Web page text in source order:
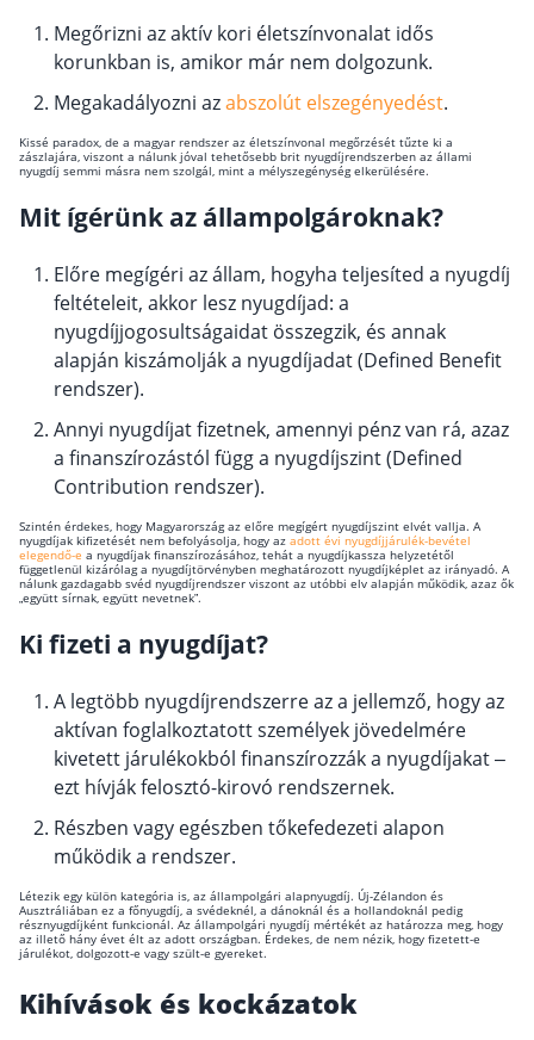
Csoportos életbiztosítás
Kockázati életbiztosítás 🛡
Euróalapú megtakarításos életbiztosítás
Megtakarítással kombinált életbiztosítás
Egészségbiztosítás
Egészségbiztosítás cégeknek
Betegbiztosítás
Egészségpénztár – Spórolj évi akár 150 ezer
forintot
Befektetés
Legjobb befektetés
Részvény vásárlás
Befektetési alapok
TBSZ számla
ETF
Gyermek megtakarítás
Babakötvény kisokos 👶
Lakástakarék
Hitel
A nők átlagosan 208 hónapot, a férfiak 159
hónapot is tölthetnek nyugdíjasként.
Megőrizni az aktív kori életszínvonalat idős
korunkban is, amikor már nem dolgozunk.
Megakadályozni azabszolút elszegényedést.
Kissé paradox, de a magyar rendszer az életszínvonal megőrzését tűzte ki a
zászlajára, viszont a nálunk jóval tehetősebb brit nyugdíjrendszerben az állami
nyugdíj semmi másra nem szolgál, mint a mélyszegénység elkerülésére.
Mit ígérünk az állampolgároknak?
Előre megígéri az állam, hogyha teljesíted a nyugdíj
feltételeit, akkor lesz nyugdíjad: a
nyugdíjjogosultságaidat összegzik, és annak
alapján kiszámolják a nyugdíjadat (Defined Benefit
rendszer).
Annyi nyugdíjat fizetnek, amennyi pénz van rá, azaz
a finanszírozástól függ a nyugdíjszint (Defined
Contribution rendszer).
Szintén érdekes, hogy Magyarország az előre megígért nyugdíjszint elvét vallja. A
nyugdíjak kifizetését nem befolyásolja, hogy az adott évi nyugdíjjárulék-bevétel
elegendő-e a nyugdíjak finanszírozásához, tehát a nyugdíjkassza helyzetétől
függetlenül kizárólag a nyugdíjtörvényben meghatározott nyugdíjképlet az irányadó. A
nálunk gazdagabb svéd nyugdíjrendszer viszont az utóbbi elv alapján működik, azaz ők
„együtt sírnak, együtt nevetnek”.
Ki fizeti a nyugdíjat?
A legtöbb nyugdíjrendszerre az a jellemző, hogy az
aktívan foglalkoztatott személyek jövedelmére
kivetett járulékokból finanszírozzák a nyugdíjakat –
ezt hívják felosztó-kirovó rendszernek.
Részben vagy egészben tőkefedezeti alapon
működik a rendszer.
Létezik egy külön kategória is, az állampolgári alapnyugdíj. Új-Zélandon és
Ausztráliában ez a főnyugdíj, a svédeknél, a dánoknál és a hollandoknál pedig
résznyugdíjként funkcionál. Az állampolgári nyugdíj mértékét az határozza meg, hogy
az illető hány évet élt az adott országban. Érdekes, de nem nézik, hogy fizetett-e
járulékot, dolgozott-e vagy szült-e gyereket.
Kihívások és kockázatok